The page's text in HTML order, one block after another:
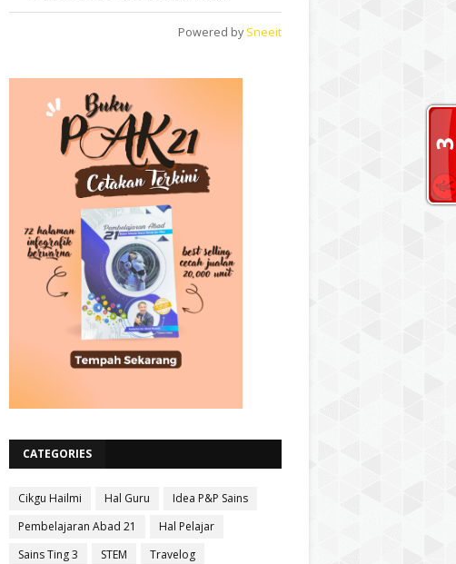
Powered by Sneeit
CATEGORIES
Cikgu Hailmi Hal Guru
Idea P&P Sains
Pembelajaran Abad 21
Hal Pelajar
Sains Ting 3
STEM
Travelog